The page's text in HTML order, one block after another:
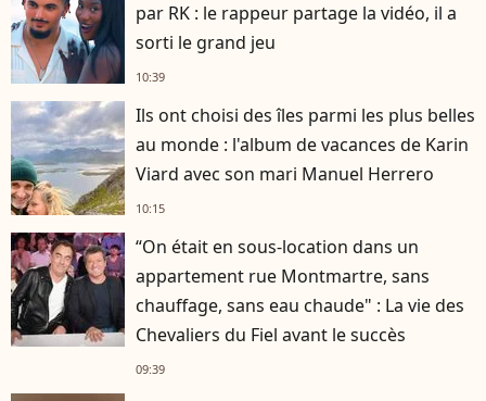
par RK : le rappeur partage la vidéo, il a
sorti le grand jeu
10:39
Ils ont choisi des îles parmi les plus belles
au monde : l'album de vacances de Karin
Viard avec son mari Manuel Herrero
10:15
“On était en sous-location dans un
appartement rue Montmartre, sans
chauffage, sans eau chaude" : La vie des
Chevaliers du Fiel avant le succès
09:39